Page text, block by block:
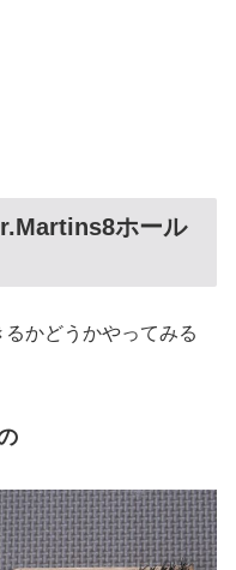
ホール
かどうかやってみる